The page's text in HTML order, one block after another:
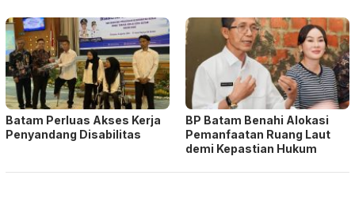
Batam Perluas Akses Kerja
Penyandang Disabilitas
BP Batam Benahi Alokasi
Pemanfaatan Ruang Laut
demi Kepastian Hukum